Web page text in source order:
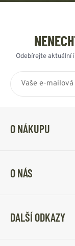
Odebírejte aktuální
O NÁKUPU
O NÁS
DALŠÍ ODKAZY